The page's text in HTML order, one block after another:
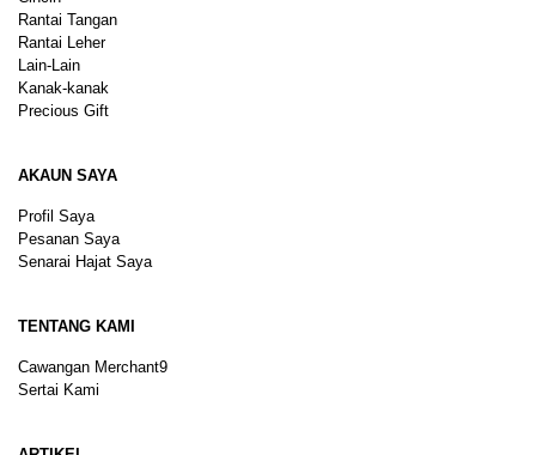
Rantai Tangan
Rantai Leher
Lain-Lain
Kanak-kanak
Precious Gift
AKAUN SAYA
Profil Saya
Pesanan Saya
Senarai Hajat Saya
TENTANG KAMI
Cawangan Merchant9
Sertai Kami